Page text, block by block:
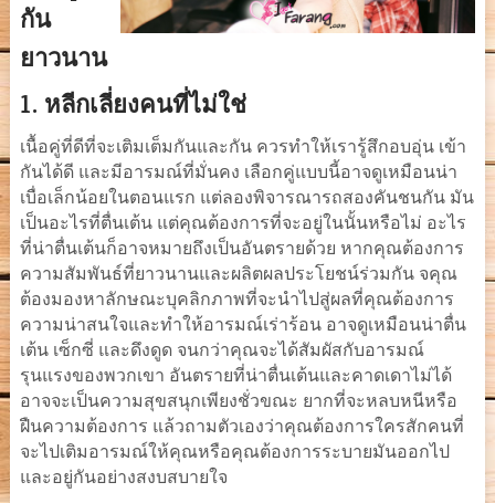
กัน
ยาวนาน
1. หลีกเลี่ยงคนที่ไม่ใช่
เนื้อคู่ที่ดีที่จะเติมเต็มกันและกัน ควรทำให้เรารู้สึกอบอุ่น เข้า
กันได้ดี และมีอารมณ์ที่มั่นคง เลือกคู่แบบนี้อาจดูเหมือนน่า
เบื่อเล็กน้อยในตอนแรก แต่ลองพิจารณารถสองคันชนกัน มัน
เป็นอะไรที่ตื่นเต้น แต่คุณต้องการที่จะอยู่ในนั้นหรือไม่ อะไร
ที่น่าตื่นเต้นก็อาจหมายถึงเป็นอันตรายด้วย หากคุณต้องการ
ความสัมพันธ์ที่ยาวนานและผลิตผลประโยชน์ร่วมกัน จคุณ
ต้องมองหาลักษณะบุคลิกภาพที่จะนำไปสู่ผลที่คุณต้องการ
ความน่าสนใจและทำให้อารมณ์เร่าร้อน อาจดูเหมือนน่าตื่น
เต้น เซ็กซี่ และดึงดูด จนกว่าคุณจะได้สัมผัสกับอารมณ์
รุนแรงของพวกเขา อันตรายที่น่าตื่นเต้นและคาดเดาไม่ได้
อาจจะเป็นความสุขสนุกเพียงชั่วขณะ ยากที่จะหลบหนีหรือ
ฝืนความต้องการ แล้วถามตัวเองว่าคุณต้องการใครสักคนที่
จะไปเติมอารมณ์ให้คุณหรือคุณต้องการระบายมันออกไป
และอยู่กันอย่างสงบสบายใจ